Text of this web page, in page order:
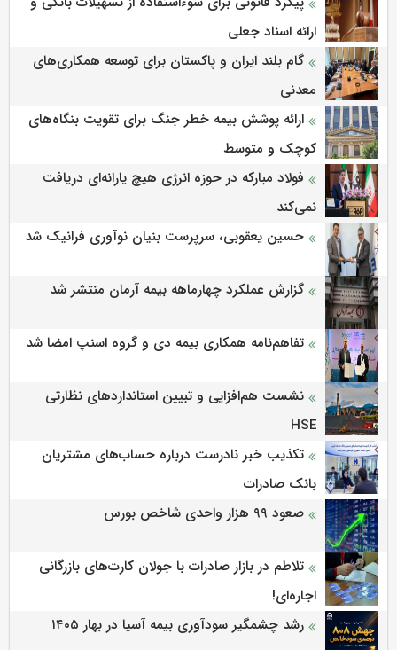
ارائه اسناد جعلی
گام بلند ایران و پاکستان برای توسعه همکاری‌های
معدنی
ارائه پوشش بیمه خطر جنگ برای تقویت بنگاه‌های
کوچک و متوسط
فولاد مبارکه در حوزه انرژی هیچ یارانه‌ای دریافت
نمی‌کند
حسین یعقوبی، سرپرست بنیان نوآوری فرانیک شد
گزارش عملکرد چهارماهه بیمه آرمان منتشر شد
تفاهم‌نامه همکاری بیمه دی و گروه اسنپ امضا شد
نشست هم‌افزایی و تبیین استانداردهای نظارتی
HSE
تکذیب خبر نادرست درباره حساب‌های مشتریان
بانک صادرات
صعود ۹۹ هزار واحدی شاخص بورس
تلاطم در بازار صادرات با جولان کارت‌های بازرگانی
اجاره‌ای!
رشد چشمگیر سودآوری بیمه آسیا در بهار ۱۴۰۵